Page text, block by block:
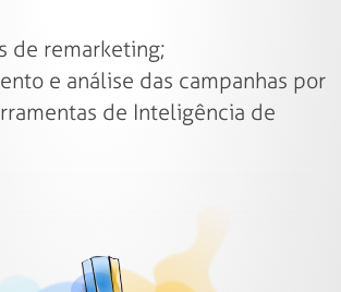
de remarketing;
e análise das campanhas por
de Inteligência de